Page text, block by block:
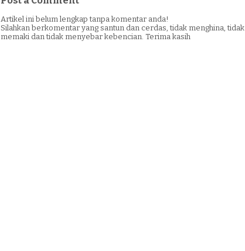
Artikel ini belum lengkap tanpa komentar anda!
Silahkan berkomentar yang santun dan cerdas, tidak menghina, tidak
memaki dan tidak menyebar kebencian. Terima kasih